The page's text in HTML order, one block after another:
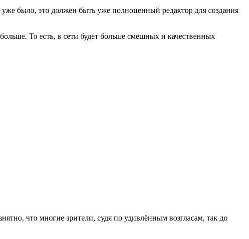
было, это должен быть уже полноценный редактор для создания
То есть, в сети будет больше смешных и качественных
что многие зрители, судя по удивлённым возгласам, так до